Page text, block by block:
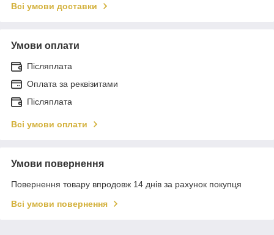
Всі умови доставки
Умови оплати
Післяплата
Оплата за реквізитами
Післяплата
Всі умови оплати
Умови повернення
Повернення товару впродовж 14 днів за рахунок покупця
Всі умови повернення